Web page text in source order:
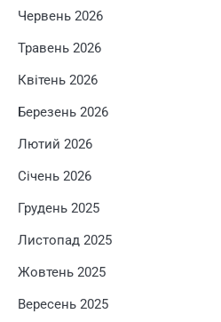
Червень 2026
Травень 2026
Квітень 2026
Березень 2026
Лютий 2026
Січень 2026
Грудень 2025
Листопад 2025
Жовтень 2025
Вересень 2025